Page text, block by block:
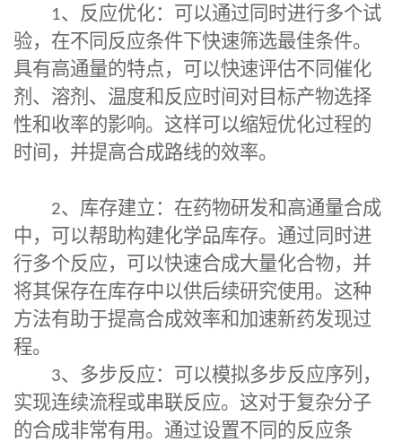
1、反应优化：可以通过同时进行多个试
验，在不同反应条件下快速筛选最佳条件。
具有高通量的特点，可以快速评估不同催化
剂、溶剂、温度和反应时间对目标产物选择
性和收率的影响。这样可以缩短优化过程的
时间，并提高合成路线的效率。
2、库存建立：在药物研发和高通量合成
中，可以帮助构建化学品库存。通过同时进
行多个反应，可以快速合成大量化合物，并
将其保存在库存中以供后续研究使用。这种
方法有助于提高合成效率和加速新药发现过
程。
3、多步反应：可以模拟多步反应序列，
实现连续流程或串联反应。这对于复杂分子
的合成非常有用。通过设置不同的反应条